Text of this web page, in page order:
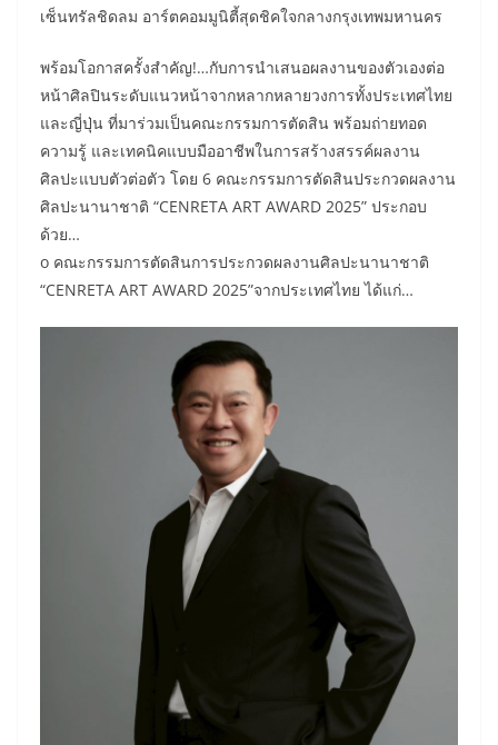
เซ็นทรัลชิดลม อาร์ตคอมมูนิตี้สุดชิคใจกลางกรุงเทพมหานคร
พร้อมโอกาสครั้งสำคัญ!…กับการนำเสนอผลงานของตัวเองต่อ
หน้าศิลปินระดับแนวหน้าจากหลากหลายวงการทั้งประเทศไทย
และญี่ปุ่น ที่มาร่วมเป็นคณะกรรมการตัดสิน พร้อมถ่ายทอด
ความรู้ และเทคนิคแบบมืออาชีพในการสร้างสรรค์ผลงาน
ศิลปะแบบตัวต่อตัว โดย 6 คณะกรรมการตัดสินประกวดผลงาน
ศิลปะนานาชาติ “CENRETA ART AWARD 2025” ประกอบ
ด้วย…
o คณะกรรมการตัดสินการประกวดผลงานศิลปะนานาชาติ
“CENRETA ART AWARD 2025”จากประเทศไทย ได้แก่…